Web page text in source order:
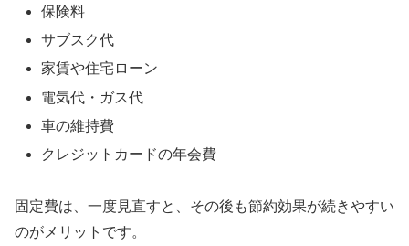
保険料
サブスク代
家賃や住宅ローン
電気代・ガス代
車の維持費
クレジットカードの年会費
固定費は、一度見直すと、その後も節約効果が続きやすい
のがメリットです。